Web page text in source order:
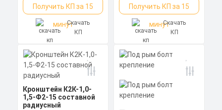
Получить КП за 15
минутСкачать
КП
Получить КП за 15
минутСкачать
КП
Кронштейн К2К-1,0-
1,5-Ф2-15 составной
радиусный